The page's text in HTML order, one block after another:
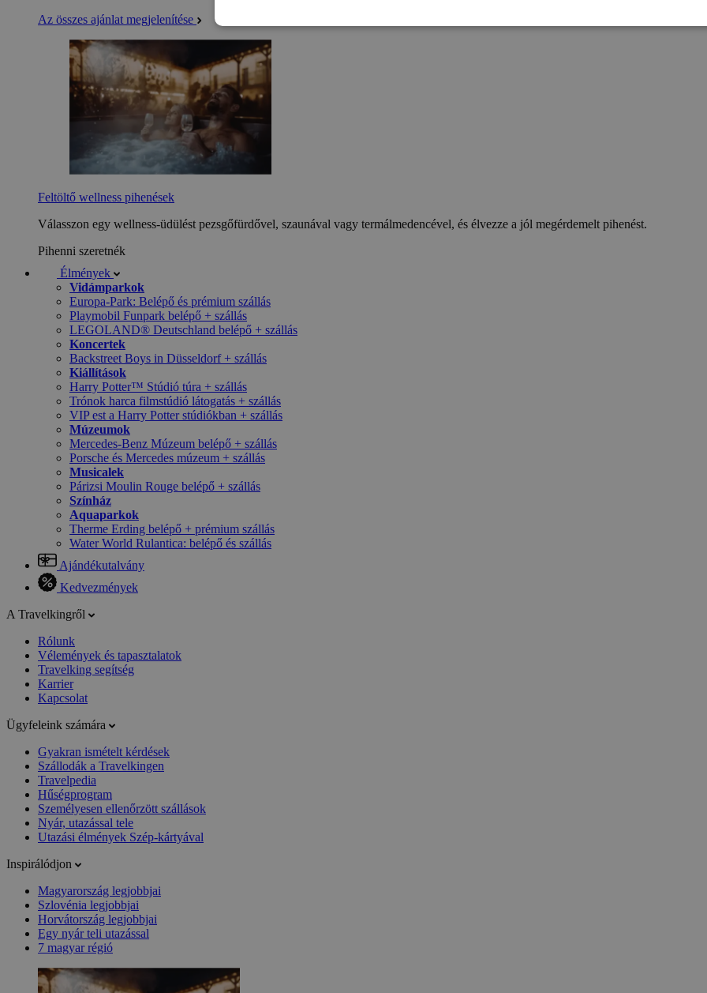
Az összes ajánlat megjelenítése
Feltöltő wellness pihenések
Válasszon egy wellness-üdülést pezsgőfürdővel, szaunával vagy termálmedencével, és élvezze a jól megérdemelt pihenést.
Pihenni szeretnék
Élmények
Vidámparkok
Europa-Park: Belépő és prémium szállás
Playmobil Funpark belépő + szállás
LEGOLAND® Deutschland belépő + szállás
Koncertek
Backstreet Boys in Düsseldorf + szállás
Kiállítások
Harry Potter™ Stúdió túra + szállás
Trónok harca filmstúdió látogatás + szállás
VIP est a Harry Potter stúdiókban + szállás
Múzeumok
Mercedes-Benz Múzeum belépő + szállás
Porsche és Mercedes múzeum + szállás
Musicalek
Párizsi Moulin Rouge belépő + szállás
Színház
Aquaparkok
Therme Erding belépő + prémium szállás
Water World Rulantica: belépő és szállás
Ajándékutalvány
Kedvezmények
A Travelkingről
Rólunk
Vélemények és tapasztalatok
Travelking segítség
Karrier
Kapcsolat
Ügyfeleink számára
Gyakran ismételt kérdések
Szállodák a Travelkingen
Travelpedia
Hűségprogram
Személyesen ellenőrzött szállások
Nyár, utazással tele
Utazási élmények Szép-kártyával
Inspirálódjon
Magyarország legjobbjai
Szlovénia legjobbjai
Horvátország legjobbjai
Egy nyár teli utazással
7 magyar régió